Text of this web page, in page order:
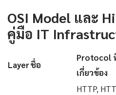
OSI Model และ
คู่มือ IT
Layerชื่อ
Protocol
เกี่ยวข้อง
HTTP,